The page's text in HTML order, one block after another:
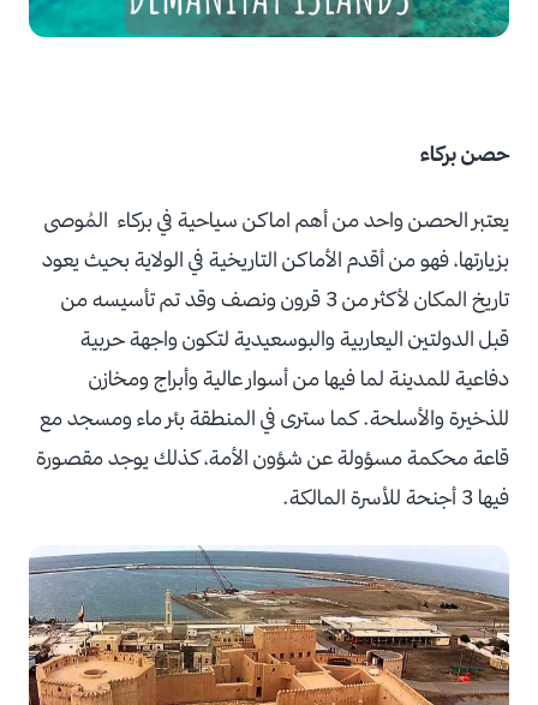
حصن بركاء
يعتبر الحصن واحد من أهم اماكن سياحية في بركاء المُوصى
بزيارتها، فهو من أقدم الأماكن التاريخية في الولاية بحيث يعود
تاريخ المكان لأكثر من 3 قرون ونصف وقد تم تأسيسه من
قبل الدولتين اليعاربية والبوسعيدية لتكون واجهة حربية
دفاعية للمدينة لما فيها من أسوار عالية وأبراج ومخازن
للذخيرة والأسلحة. كما سترى في المنطقة بئر ماء ومسجد مع
قاعة محكمة مسؤولة عن شؤون الأمة، كذلك يوجد مقصورة
فيها 3 أجنحة للأسرة المالكة.